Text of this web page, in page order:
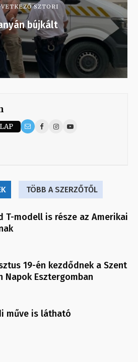
SZTORI
bújkált
TÖBB A SZERZŐTŐL
T-modell is része az Amerikai
19-én kezdődnek a Szent
Napok Esztergomban
műve is látható